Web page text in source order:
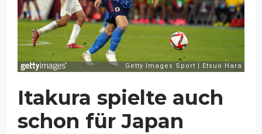
Itakura spielte auch
schon für Japan